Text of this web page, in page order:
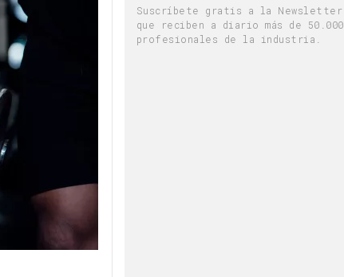
Suscríbete gratis a la Newsletter
que reciben a diario más de 50.000
profesionales de la industria.